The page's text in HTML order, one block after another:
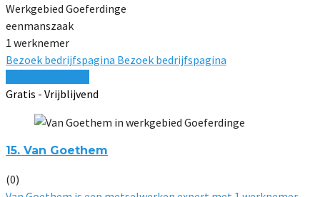
Werkgebied Goeferdinge
eenmanszaak
1 werknemer
Bezoek bedrijfspagina Bezoek bedrijfspagina
Gratis - Vrijblijvend
15. Van Goethem
(0)